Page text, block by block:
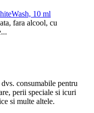
10 ml
fara alcool, cu
consumabile pentru
perii speciale si icuri
si multe altele.